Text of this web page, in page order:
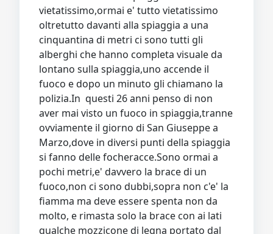
vietatissimo,ormai e' tutto vietatissimo
oltretutto davanti alla spiaggia a una
cinquantina di metri ci sono tutti gli
alberghi che hanno completa visuale da
lontano sulla spiaggia,uno accende il
fuoco e dopo un minuto gli chiamano la
polizia.In questi 26 anni penso di non
aver mai visto un fuoco in spiaggia,tranne
ovviamente il giorno di San Giuseppe a
Marzo,dove in diversi punti della spiaggia
si fanno delle focheracce.Sono ormai a
pochi metri,e' davvero la brace di un
fuoco,non ci sono dubbi,sopra non c'e' la
fiamma ma deve essere spenta non da
molto, e rimasta solo la brace con ai lati
qualche mozzicone di legna portato dal